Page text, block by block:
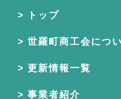
トップ
世羅町商工会につ
更新情報一覧
事業者紹介